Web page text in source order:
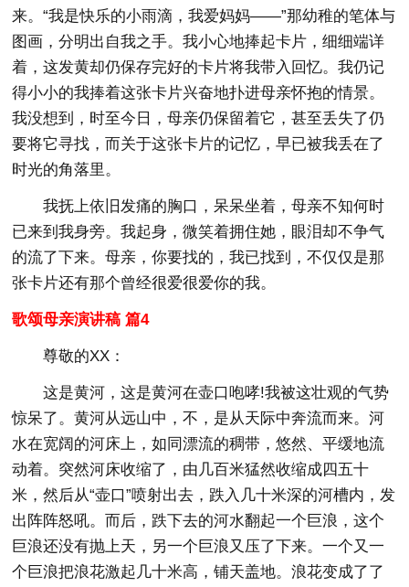
来。“我是快乐的小雨滴，我爱妈妈——”那幼稚的笔体与
图画，分明出自我之手。我小心地捧起卡片，细细端详
着，这发黄却仍保存完好的卡片将我带入回忆。我仍记
得小小的我捧着这张卡片兴奋地扑进母亲怀抱的情景。
我没想到，时至今日，母亲仍保留着它，甚至丢失了仍
要将它寻找，而关于这张卡片的记忆，早已被我丢在了
时光的角落里。
我抚上依旧发痛的胸口，呆呆坐着，母亲不知何时
已来到我身旁。我起身，微笑着拥住她，眼泪却不争气
的流了下来。母亲，你要找的，我已找到，不仅仅是那
张卡片还有那个曾经很爱很爱你的我。
歌颂母亲演讲稿 篇4
尊敬的XX：
这是黄河，这是黄河在壶口咆哮!我被这壮观的气势
惊呆了。黄河从远山中，不，是从天际中奔流而来。河
水在宽阔的河床上，如同漂流的稠带，悠然、平缓地流
动着。突然河床收缩了，由几百米猛然收缩成四五十
米，然后从“壶口”喷射出去，跌入几十米深的河槽内，发
出阵阵怒吼。而后，跌下去的河水翻起一个巨浪，这个
巨浪还没有抛上天，另一个巨浪又压了下来。一个又一
个巨浪把浪花激起几十米高，铺天盖地。浪花变成了了